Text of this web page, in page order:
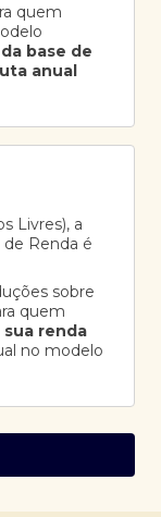
quem
base de
anual
Livres), a
Renda é
sobre
quem
sua renda
no modelo